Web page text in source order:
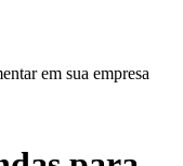
em sua empresa